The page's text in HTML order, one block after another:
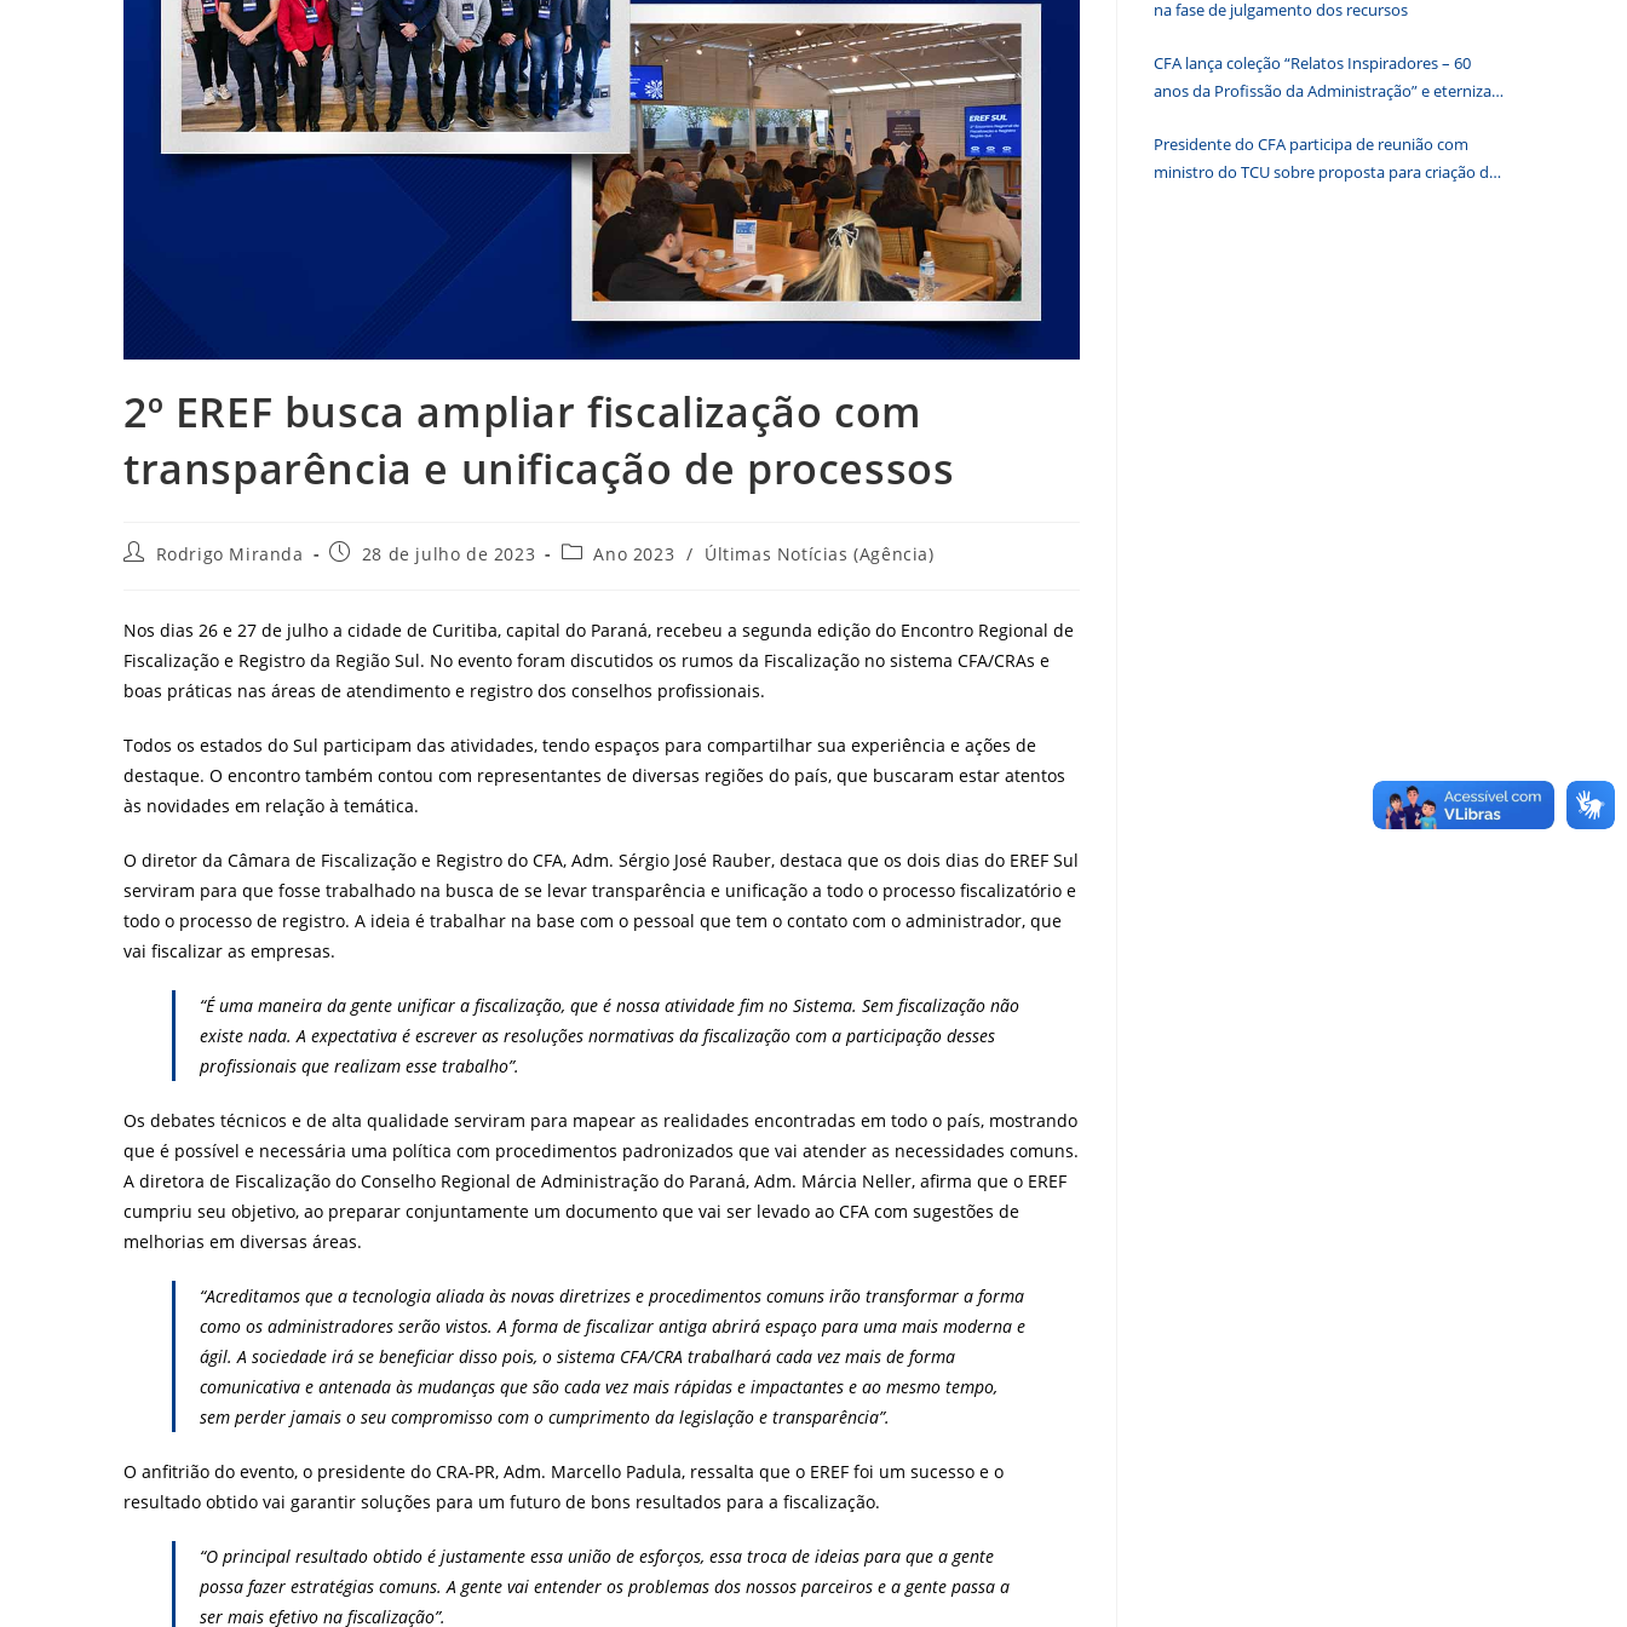
2º EREF busca ampliar fiscalização com
transparência e unificação de processos
AutorRodrigo Miranda
Post28 de julho de 2023
Categoria
Ano 2023 / Últimas Notícias (Agência)
Nos dias 26 e 27 de julho a cidade de Curitiba, capital do Paraná, recebeu a segunda edição do Encontro Regional de
Fiscalização e Registro da Região Sul. No evento foram discutidos os rumos da Fiscalização no sistema CFA/CRAs e
boas práticas nas áreas de atendimento e registro dos conselhos profissionais.
Todos os estados do Sul participam das atividades, tendo espaços para compartilhar sua experiência e ações de
destaque. O encontro também contou com representantes de diversas regiões do país, que buscaram estar atentos
às novidades em relação à temática.
O diretor da Câmara de Fiscalização e Registro do CFA, Adm. Sérgio José Rauber, destaca que os dois dias do EREF Sul
serviram para que fosse trabalhado na busca de se levar transparência e unificação a todo o processo fiscalizatório e
todo o processo de registro. A ideia é trabalhar na base com o pessoal que tem o contato com o administrador, que
vai fiscalizar as empresas.
“É uma maneira da gente unificar a fiscalização, que é nossa atividade fim no Sistema. Sem fiscalização não
existe nada. A expectativa é escrever as resoluções normativas da fiscalização com a participação desses
profissionais que realizam esse trabalho”.
Os debates técnicos e de alta qualidade serviram para mapear as realidades encontradas em todo o país, mostrando
que é possível e necessária uma política com procedimentos padronizados que vai atender as necessidades comuns.
A diretora de Fiscalização do Conselho Regional de Administração do Paraná, Adm. Márcia Neller, afirma que o EREF
cumpriu seu objetivo, ao preparar conjuntamente um documento que vai ser levado ao CFA com sugestões de
melhorias em diversas áreas.
“Acreditamos que a tecnologia aliada às novas diretrizes e procedimentos comuns irão transformar a forma
como os administradores serão vistos. A forma de fiscalizar antiga abrirá espaço para uma mais moderna e
ágil. A sociedade irá se beneficiar disso pois, o sistema CFA/CRA trabalhará cada vez mais de forma
comunicativa e antenada às mudanças que são cada vez mais rápidas e impactantes e ao mesmo tempo,
sem perder jamais o seu compromisso com o cumprimento da legislação e transparência”.
O anfitrião do evento, o presidente do CRA-PR, Adm. Marcello Padula, ressalta que o EREF foi um sucesso e o
resultado obtido vai garantir soluções para um futuro de bons resultados para a fiscalização.
“O principal resultado obtido é justamente essa união de esforços, essa troca de ideias para que a gente
possa fazer estratégias comuns. A gente vai entender os problemas dos nossos parceiros e a gente passa a
ser mais efetivo na fiscalização”.
na fase de julgamento dos recursos
CFA lança coleção “Relatos Inspiradores – 60
anos da Profissão da Administração” e eterniza
Presidente do CFA participa de reunião com
ministro do TCU sobre proposta para criação de